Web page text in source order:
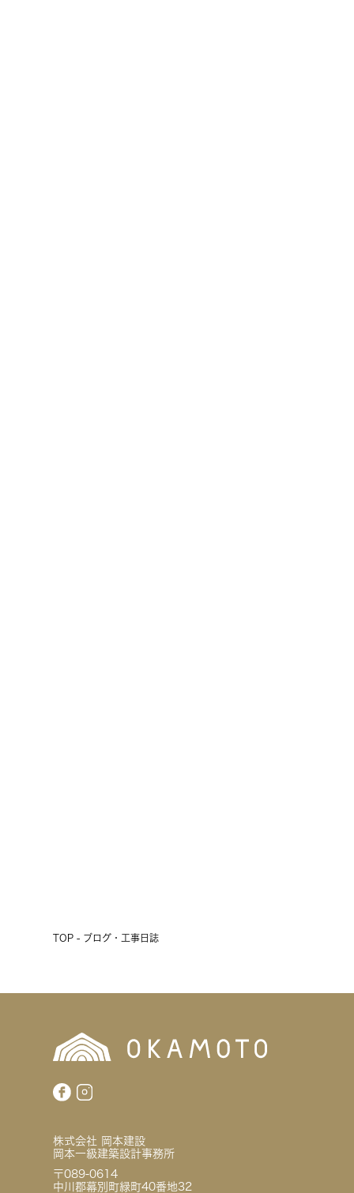
TOP - ブログ・工事日誌
株式会社 岡本建設
岡本一級建築設計事務所
〒089-0614
中川郡幕別町緑町40番地32